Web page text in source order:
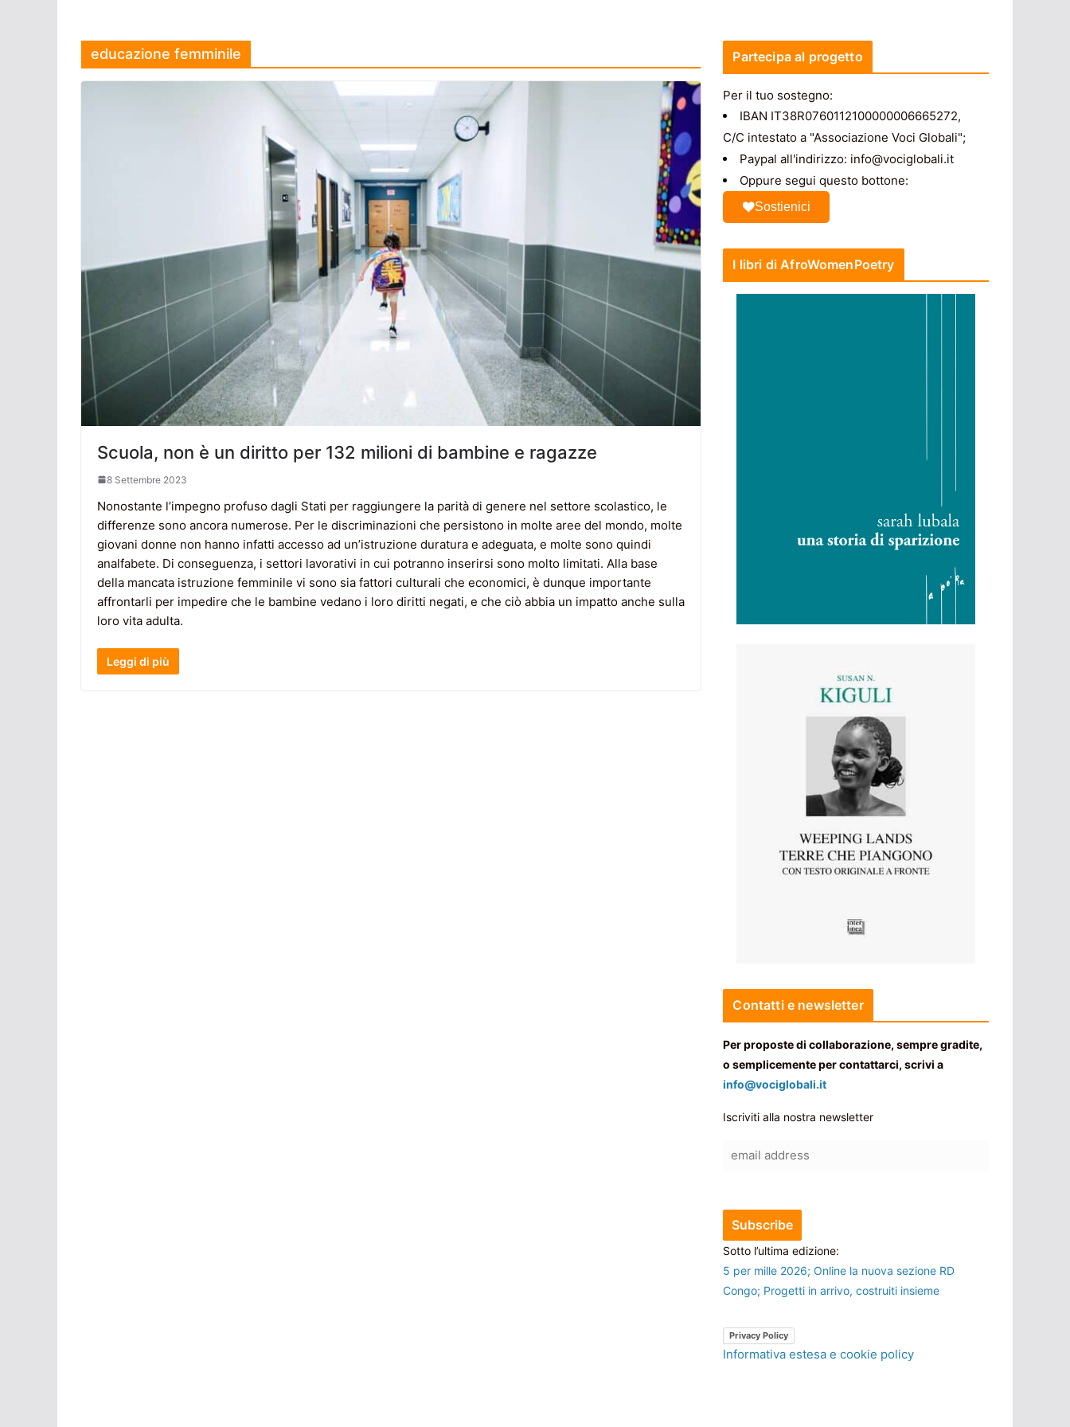
educazione femminile
Scuola, non è un diritto per 132 milioni di bambine e ragazze
8 Settembre 2023
Nonostante l’impegno profuso dagli Stati per raggiungere la parità di genere nel settore scolastico, le
differenze sono ancora numerose. Per le discriminazioni che persistono in molte aree del mondo, molte
giovani donne non hanno infatti accesso ad un’istruzione duratura e adeguata, e molte sono quindi
analfabete. Di conseguenza, i settori lavorativi in cui potranno inserirsi sono molto limitati. Alla base
della mancata istruzione femminile vi sono sia fattori culturali che economici, è dunque importante
affrontarli per impedire che le bambine vedano i loro diritti negati, e che ciò abbia un impatto anche sulla
loro vita adulta.
Leggi di più
Partecipa al progetto
Per il tuo sostegno:
IBAN IT38R0760112100000006665272,
C/C intestato a "Associazione Voci Globali";
Paypal all'indirizzo: info@vociglobali.it
Oppure segui questo bottone:
Sostienici
I libri di AfroWomenPoetry
Contatti e newsletter
Per proposte di collaborazione, sempre gradite,
o semplicemente per contattarci, scrivi a
info@vociglobali.it
Iscriviti alla nostra newsletter
Sotto l’ultima edizione:
5 per mille 2026; Online la nuova sezione RD
Congo; Progetti in arrivo, costruiti insieme
Privacy Policy
Informativa estesa e cookie policy